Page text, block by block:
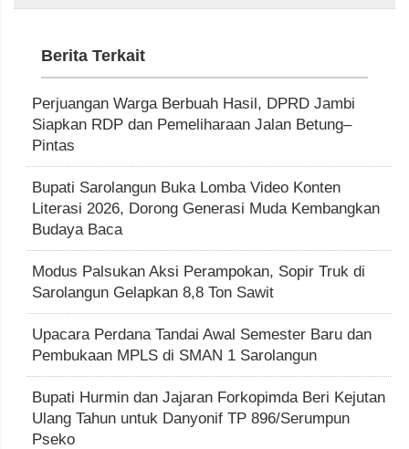
Berita Terkait
Perjuangan Warga Berbuah Hasil, DPRD Jambi
Siapkan RDP dan Pemeliharaan Jalan Betung–
Pintas
Bupati Sarolangun Buka Lomba Video Konten
Literasi 2026, Dorong Generasi Muda Kembangkan
Budaya Baca
Modus Palsukan Aksi Perampokan, Sopir Truk di
Sarolangun Gelapkan 8,8 Ton Sawit
Upacara Perdana Tandai Awal Semester Baru dan
Pembukaan MPLS di SMAN 1 Sarolangun
Bupati Hurmin dan Jajaran Forkopimda Beri Kejutan
Ulang Tahun untuk Danyonif TP 896/Serumpun
Pseko